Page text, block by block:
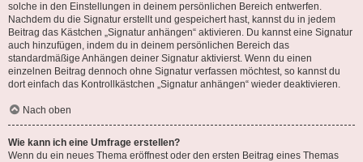
solche in den Einstellungen in deinem persönlichen Bereich entwerfen.
Nachdem du die Signatur erstellt und gespeichert hast, kannst du in jedem
Beitrag das Kästchen „Signatur anhängen“ aktivieren. Du kannst eine Signatur
auch hinzufügen, indem du in deinem persönlichen Bereich das
standardmäßige Anhängen deiner Signatur aktivierst. Wenn du einen
einzelnen Beitrag dennoch ohne Signatur verfassen möchtest, so kannst du
dort einfach das Kontrollkästchen „Signatur anhängen“ wieder deaktivieren.
Nach oben
Wie kann ich eine Umfrage erstellen?
Wenn du ein neues Thema eröffnest oder den ersten Beitrag eines Themas